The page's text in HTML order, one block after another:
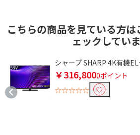
こちらの商品を見ている方
ェックしてい
シャープ SHARP 4K有機
￥316,8000ポイント
☆☆☆☆☆